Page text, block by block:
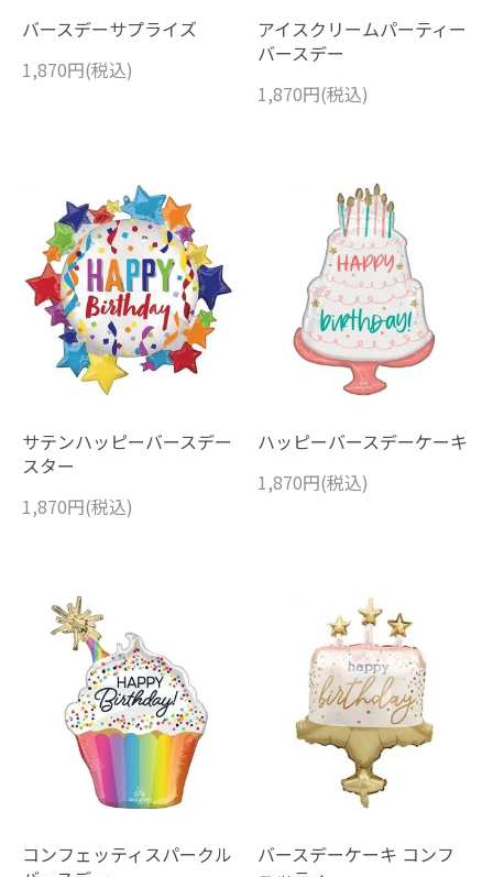
バースデーサプライズ
1,870円(税込)
アイスクリームパーティー
バースデー
1,870円(税込)
サテンハッピーバースデー
スター
1,870円(税込)
ハッピーバースデーケーキ
1,870円(税込)
コンフェッティスパークル
バースデーケーキ コンフ